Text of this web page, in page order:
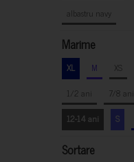
albastru navy
Marime
XL M XS
1/2 ani
7/8 ani
12-14 ani
S
Sortare